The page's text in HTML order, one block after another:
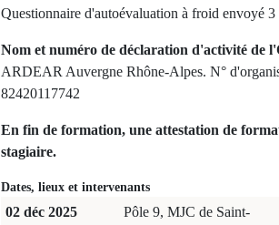
Questionnaire d'autoévaluation à froid envoyé
Nom et numéro de déclaration d'activité de
ARDEAR Auvergne Rhône-Alpes. N°
82420117742
En fin de formation, une attestation de
stagiaire.
Dates, lieux et intervenants
02 déc 2025
Pôle 9, MJC de Saint-